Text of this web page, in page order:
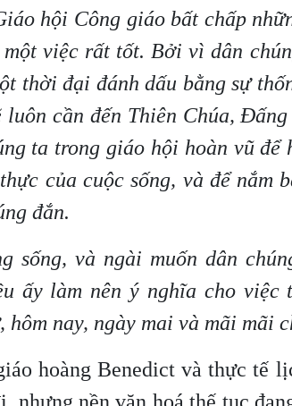
hội Công giáo bất chấp
việc rất tốt. Bởi vì dân
thời đại đánh dấu bằng sự
luôn cần đến Thiên Chúa,
ta trong giáo hội hoàn vũ
của cuộc sống, và để nắm
đắn.
sống, và ngài muốn dân
ấy làm nên ý nghĩa cho
hôm nay, ngày mai và mãi mãi
hoàng Benedict và thực tế